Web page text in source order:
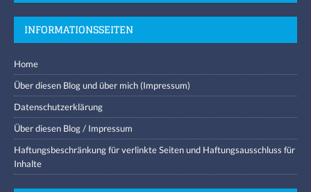
INFORMATIONSSEITEN
Home
Über diesen Blog und über mich (Impressum)
Datenschutzerklärung
Über diesen Blog / Impressum
Haftungsbeschränkung für verlinkte Seiten und Haftungsausschluss für
Inhalte